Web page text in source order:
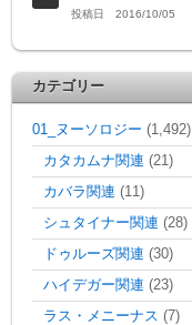
投稿日 2016/10/05
カテゴリー
01_ヌーソロジー (1,492)
カタカムナ関連 (21)
カバラ関連 (11)
シュタイナー関連 (28)
ドゥルーズ関連 (30)
ハイデガー関連 (23)
ラス・メニーナス (7)